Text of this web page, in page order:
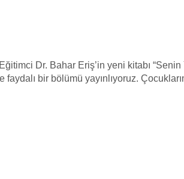
Dr. Bahar Eriş’in yeni kitabı “Senin
faydalı bir bölümü yayınlıyoruz.